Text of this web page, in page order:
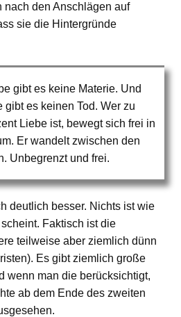
nach den Anschlägen auf
sie die Hintergründe
gibt es keine Materie. Und
gibt es keinen Tod. Wer zu
Liebe ist, bewegt sich frei in
Er wandelt zwischen den
Unbegrenzt und frei.
deutlich besser. Nichts ist wie
Faktisch ist die
teilweise aber ziemlich dünn
Es gibt ziemlich große
wenn man die berücksichtigt,
ab dem Ende des zweiten